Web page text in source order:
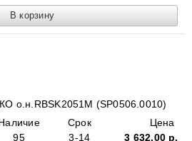
о.н.RBSK2051M (SP0506.0010)
95
Срок
3-14
Цена
3 632.00 р.